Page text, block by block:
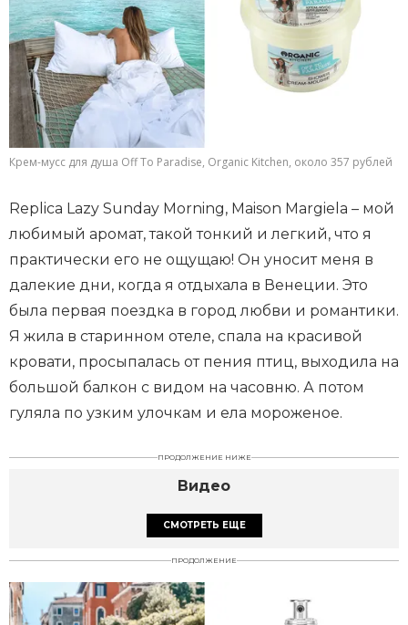
Крем-мусс для душа Off To Paradise, Organic Kitchen, около 357 рублей
Replica Lazy Sunday Morning, Maison Margiela – мой
любимый аромат, такой тонкий и легкий, что я
практически его не ощущаю! Он уносит меня в
далекие дни, когда я отдыхала в Венеции. Это
была первая поездка в город любви и романтики.
Я жила в старинном отеле, спала на красивой
кровати, просыпалась от пения птиц, выходила на
большой балкон с видом на часовню. А потом
гуляла по узким улочкам и ела мороженое.
ПРОДОЛЖЕНИЕ НИЖЕ
Видео
СМОТРЕТЬ ЕЩЕ
ПРОДОЛЖЕНИЕ